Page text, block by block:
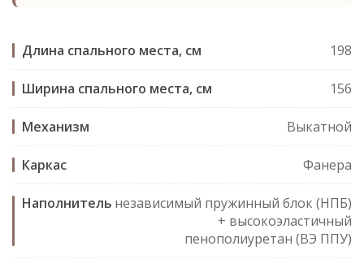
Длина спального места, см 198
Ширина спального места, см 156
Механизм Выкатной
Каркас Фанера
Наполнитель независимый пружинный блок (НПБ)
+ высокоэластичный
пенополиуретан (ВЭ ППУ)